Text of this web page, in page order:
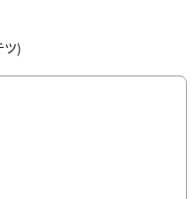
ツ)